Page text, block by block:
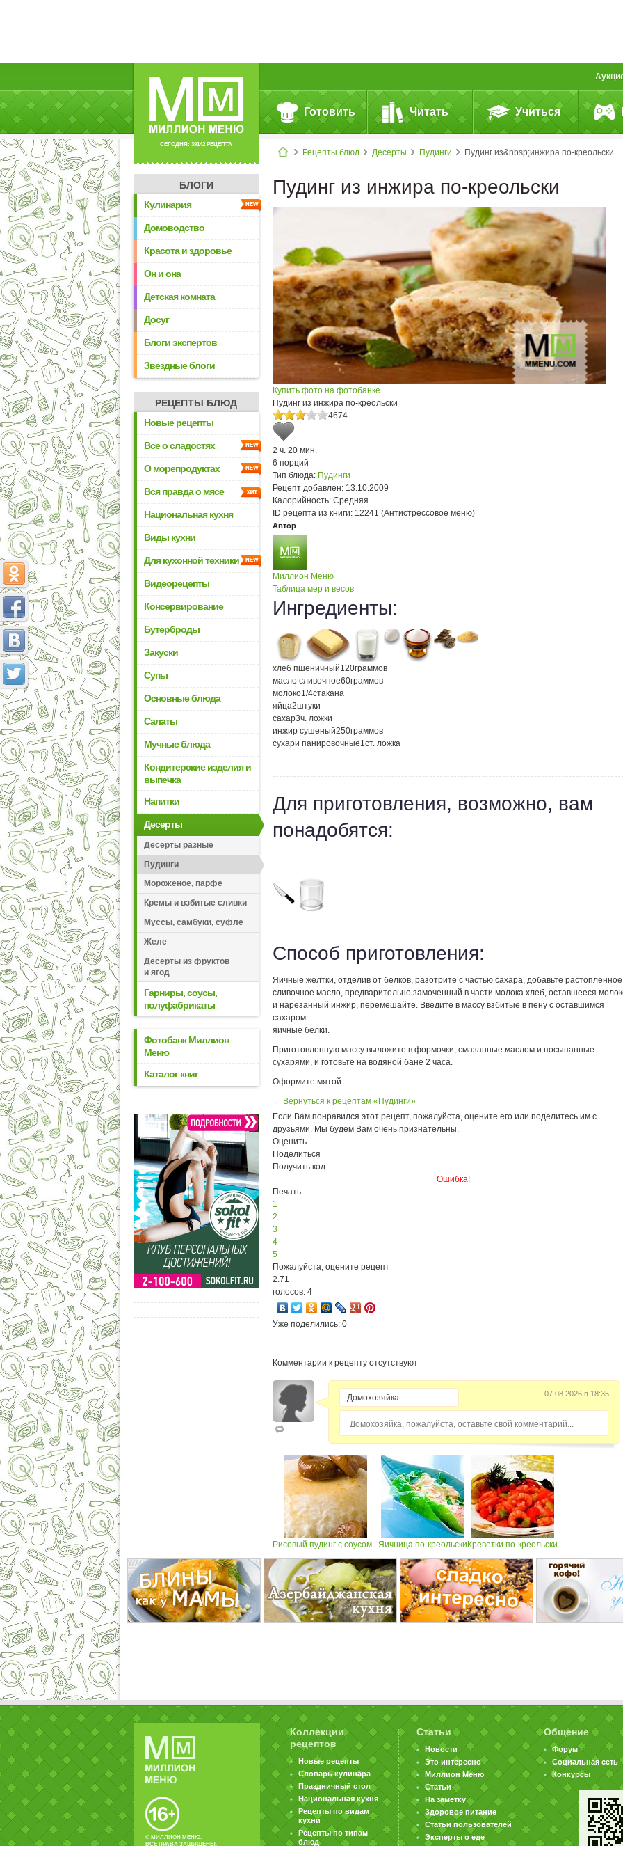
СЕГОДНЯ: 39142 РЕЦЕПТА
Готовить Читать Учиться
Рецепты блюд Десерты Пудинги Пудинг из&nbsp;инжира по-креольски
БЛОГИ
Кулинария
Домоводство
Красота и здоровье
Он и она
Детская комната
Досуг
Блоги экспертов
Звездные блоги
РЕЦЕПТЫ БЛЮД
Новые рецепты
Все о сладостях
О морепродуктах
Вся правда о мясе
Национальная кухня
Виды кухни
Для кухонной техники
Видеорецепты
Консервирование
Бутерброды
Закуски
Супы
Основные блюда
Салаты
Мучные блюда
Кондитерские изделия и
выпечка
Напитки
Десерты
Десерты разные
Пудинги
Мороженое, парфе
Кремы и взбитые сливки
Муссы, самбуки, суфле
Желе
Десерты из фруктов
и ягод
Гарниры, соусы,
полуфабрикаты
Фотобанк Миллион
Меню
Каталог книг
Пудинг из инжира по-креольски
Купить фото на фотобанке
Пудинг из инжира по-креольски
4674
2 ч. 20 мин.
6 порций
Тип блюда: Пудинги
Рецепт добавлен: 13.10.2009
Калорийность: Средняя
ID рецепта из книги: 12241 (Антистрессовое меню)
Автор
Миллион Меню
Таблица мер и весов
Ингредиенты:
хлеб пшеничный120граммов
масло сливочное60граммов
молоко1/4стакана
яйца2штуки
сахар3ч. ложки
инжир сушеный250граммов
сухари панировочные1ст. ложка
Для приготовления, возможно, вам
понадобятся:
Способ приготовления:
Яичные желтки, отделив от белков, разотрите с частью сахара, добавьте растопленное
сливочное масло, предварительно замоченный в части молока хлеб, оставшееся
и нарезанный инжир, перемешайте. Введите в массу взбитые в пену с оставшимся
сахаром
яичные белки.
Приготовленную массу выложите в формочки, смазанные маслом и посыпанные
сухарями, и готовьте на водяной бане 2 часа.
Оформите мятой.
← Вернуться к рецептам «Пудинги»
Если Вам понравился этот рецепт, пожалуйста, оцените его или поделитесь им с
друзьями. Мы будем Вам очень признательны.
Оценить
Поделиться
Получить код
Ошибка!
Печать
1
2
3
4
5
Пожалуйста, оцените рецепт
2.71
голосов: 4
Уже поделились: 0
Комментарии к рецепту отсутствуют
07.08.2026 в 18:35
Домохозяйка, пожалуйста, оставьте свой комментарий...
Рисовый пудинг с соусом...Яичница по-креольски Креветки по-креольски
© МИЛЛИОН МЕНЮ.
ВСЕ ПРАВА ЗАЩИЩЕНЫ.
Коллекции
рецептов
Новые рецепты
Словарь кулинара
Праздничный стол
Национальная кухня
Рецепты по видам
кухни
Рецепты по типам
блюд
Статьи
Новости
Это интересно
Миллион Меню
Статьи
На заметку
Здоровое питание
Статьи пользователей
Эксперты о еде
Общение
Форум
Социальная сеть
Конкурсы